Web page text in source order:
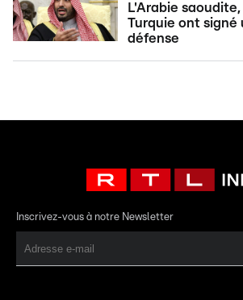
L'Arabie
Turquie ont signé
défense
Inscrivez-vous à notre Newsletter